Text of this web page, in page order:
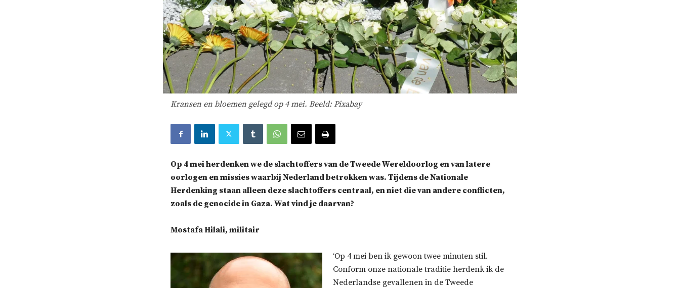
Kransen en bloemen gelegd op 4 mei. Beeld: Pixabay
Op 4 mei herdenken we de slachtoffers van de Tweede Wereldoorlog en van latere
oorlogen en missies waarbij Nederland betrokken was. Tijdens de Nationale
Herdenking staan alleen deze slachtoffers centraal, en niet die van andere conflicten,
zoals de genocide in Gaza. Wat vind je daarvan?
Mostafa Hilali, militair
‘Op 4 mei ben ik gewoon twee minuten stil.
Conform onze nationale traditie herdenk ik de
Nederlandse gevallenen in de Tweede